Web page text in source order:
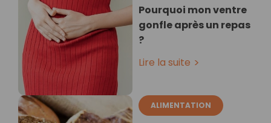
Pourquoi mon ventre
gonfle après un repas
?
Lire la suite
ALIMENTATION